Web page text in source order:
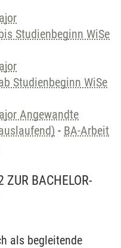
Studienbeginn WiSe
Studienbeginn WiSe
Angewandte
- BA-Arbeit
ZUR BACHELOR-
als begleitende